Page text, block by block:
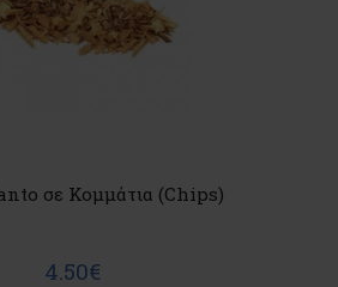
σε Κομμάτια (Chips)
4.50€